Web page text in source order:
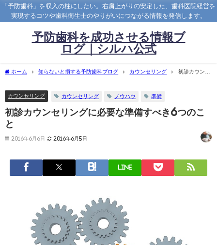
「予防歯科」を収入の柱にしたい。右肩上がりの安定した、歯科医院経営を
実現するコツや歯科衛生士のやりがいにつながる情報を発信します。
予防歯科を成功させる情報ブ
ログ｜シルハ公式
ホーム 知らないと損する予防歯科ブログ カウンセリング
初診カウンセ
カウンセリング カウンセリング ノウハウ 準備
初診カウンセリングに必要な準備すべき6つのこ
と
2016年6月6日 2016年6月5日
LINE